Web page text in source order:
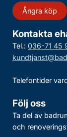
Ångra köp
Kontakta
Tel.: 036-71 45
Telefontider
Följ oss
Ta del av
och